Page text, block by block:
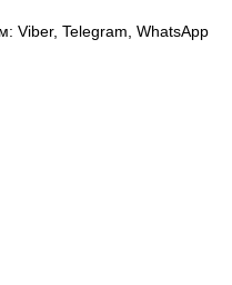
Viber, Telegram, WhatsApp